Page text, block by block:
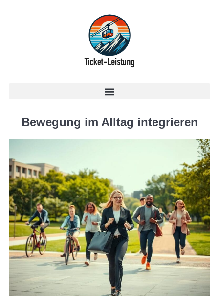
Bewegung im Alltag integrieren